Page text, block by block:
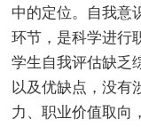
中的定位。自我意
环节，是科学进行
学生自我评估缺乏
以及优缺点，没有
力、职业价值取向